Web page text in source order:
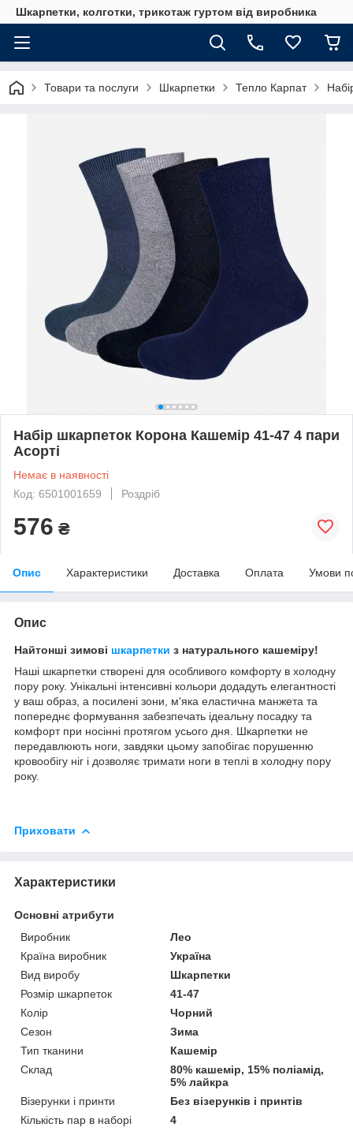
Шкарпетки, колготки, трикотаж гуртом від виробника
Товари та послуги Шкарпетки Тепло Карпат
Набір шкарпеток Корона Кашемір 41-47 4 пари
Асорті
Немає в наявності
Код: 6501001659
Роздріб
576 ₴
Опис Характеристики Доставка Оплата Умови
Опис
Найтонші зимові шкарпетки з натурального кашеміру!
Наші шкарпетки створені для особливого комфорту в холодну
пору року. Унікальні інтенсивні кольори додадуть елегантності
у ваш образ, а посилені зони, м'яка еластична манжета та
попереднє формування забезпечать ідеальну посадку та
комфорт при носінні протягом усього дня. Шкарпетки не
передавлюють ноги, завдяки цьому запобігає порушенню
кровообігу ніг і дозволяє тримати ноги в теплі в холодну пору
року.
Приховати
Характеристики
Основні атрибути
Виробник
Лео
Країна виробник
Україна
Вид виробу
Шкарпетки
Розмір шкарпеток
41-47
Колір
Чорний
Сезон
Зима
Тип тканини
Кашемір
Склад
80% кашемір, 15% поліамід,
5% лайкра
Візерунки і принти
Без візерунків і принтів
Кількість пар в наборі
4